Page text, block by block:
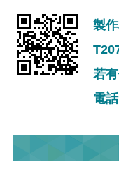
製
若
電